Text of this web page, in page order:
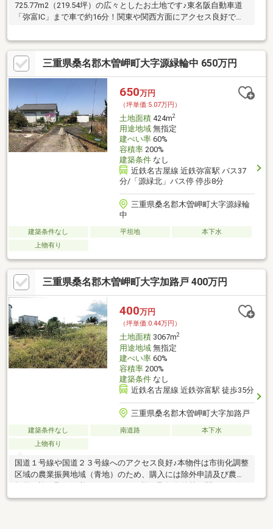
725.77m2（219.54坪）の広々としたお土地です♪東名阪自動車道
「弥富IC」まで車で約16分！関東や関西方面にアクセス良好です
三重県桑名郡木曽岬町大字源緑輪中 650万円
650万円
（坪単価:5.07万円）
土地面積424m2
用途地域無指定
建ぺい率60%
容積率200%
建築条件なし
近鉄名古屋線 近鉄弥富駅 バス37
分/「源緑北」バス停 停歩8分
三重県桑名郡木曽岬町大字源緑輪
中
建築条件なし 平坦地
本下水
上物有り
三重県桑名郡木曽岬町大字加路戸 400万円
400万円
（坪単価:0.44万円）
土地面積3067m2
用途地域無指定
建ぺい率60%
容積率200%
建築条件なし
近鉄名古屋線 近鉄弥富駅 徒歩35分
三重県桑名郡木曽岬町大字加路戸
建築条件なし 南道路
本下水
上物有り
国道１号線や国道２３号線へのアクセス良好♪本物件は市街化調整
区域の農業振興地域（青地）のため、購入には除外申請及び農地
転用の許可取得が必要となります。許可取得条件等に関しては行
政書士にご相談ください。